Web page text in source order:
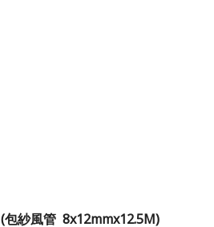
(包紗風管 8x12mmx12.5M)